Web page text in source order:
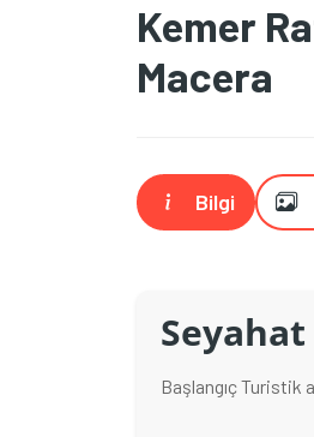
Kemer
Macera
Bilgi
Başlangıç Turistik